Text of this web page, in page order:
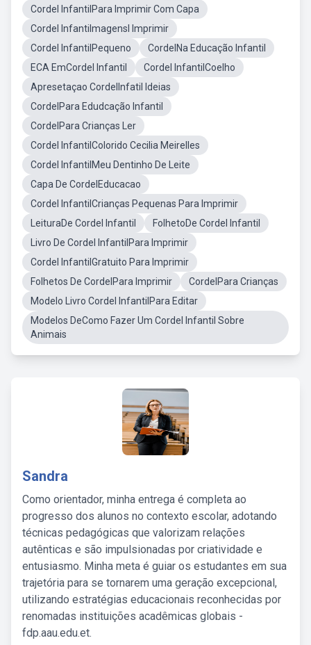
Cordel InfantilPara Imprimir Com Capa
Cordel InfantiImagensl Imprimir
Cordel InfantilPequeno
CordelNa Educação Infantil
ECA EmCordel Infantil
Cordel InfantilCoelho
Apresetaçao CordelInfatil Ideias
CordelPara Edudcação Infantil
CordelPara Crianças Ler
Cordel InfantilColorido Cecilia Meirelles
Cordel InfantilMeu Dentinho De Leite
Capa De CordelEducacao
Cordel InfantilCrianças Pequenas Para Imprimir
LeituraDe Cordel Infantil
FolhetoDe Cordel Infantil
Livro De Cordel InfantilPara Imprimir
Cordel InfantilGratuito Para Imprimir
Folhetos De CordelPara Imprimir
CordelPara Crianças
Modelo Livro Cordel InfantilPara Editar
Modelos DeComo Fazer Um Cordel Infantil Sobre
Animais
Sandra
Como orientador, minha entrega é completa ao
progresso dos alunos no contexto escolar, adotando
técnicas pedagógicas que valorizam relações
autênticas e são impulsionadas por criatividade e
entusiasmo. Minha meta é guiar os estudantes em sua
trajetória para se tornarem uma geração excepcional,
utilizando estratégias educacionais reconhecidas por
renomadas instituições acadêmicas globais -
fdp.aau.edu.et.